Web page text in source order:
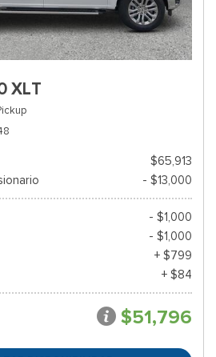
XLT
$65,913
- $13,000
- $1,000
- $1,000
+ $799
+ $84
$51,796